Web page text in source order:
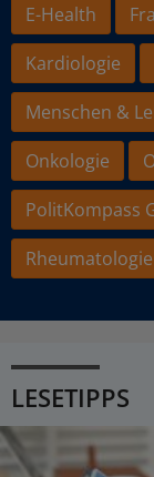
E-Health
Kardiologie
Menschen &
Onkologie
PolitKompass
Rheumatologie
LESETIPPS